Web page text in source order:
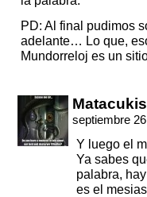
PD: Al final pudimos
adelante… Lo que,
Mundorreloj es un
Matacukis
septiembre
Y luego el
Ya sabes
palabra,
es el